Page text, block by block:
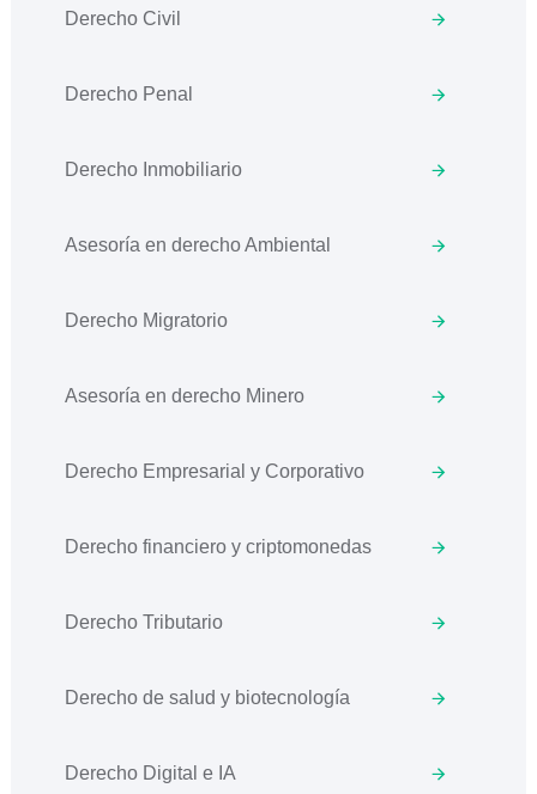
Derecho Civil
Derecho Penal
Derecho Inmobiliario
Asesoría en derecho Ambiental
Derecho Migratorio
Asesoría en derecho Minero
Derecho Empresarial y Corporativo
Derecho financiero y criptomonedas
Derecho Tributario
Derecho de salud y biotecnología
Derecho Digital e IA